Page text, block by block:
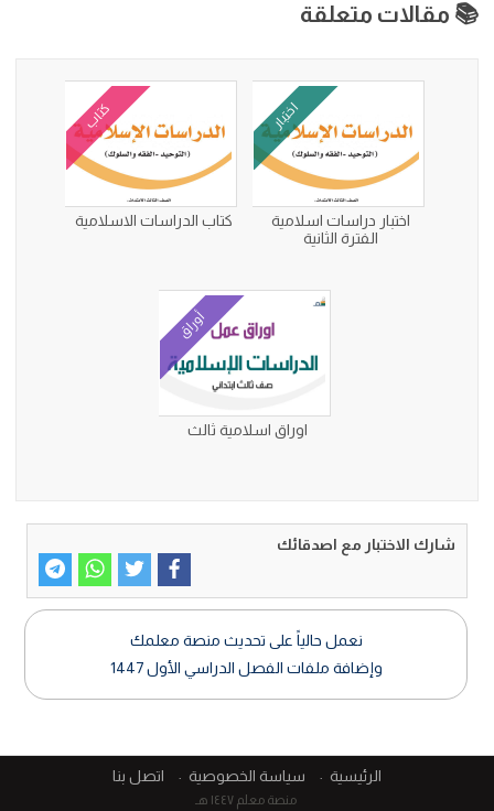
📚 مقالات متعلقة
اختبار
اختبار دراسات اسلامية
الفترة الثانية
كتاب
كتاب الدراسات الاسلامية
أوراق
اوراق اسلامية ثالث
شارك الاختبار مع اصدقائك
نعمل حالياً على تحديث منصة معلمك
وإضافة ملفات الفصل الدراسي الأول 1447
الرئيسية سياسة الخصوصية اتصل بنا
منصة معلم ١٤٤٧ هـ